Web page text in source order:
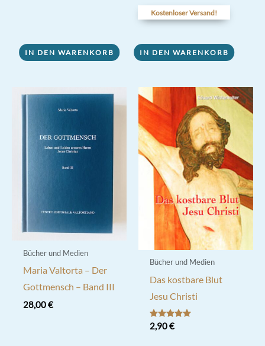
IN DEN WARENKORB
4.80
von 5
war:
336,00 €
ist:
300,00 €.
Kostenloser Versand!
IN DEN WARENKORB
Bücher und Medien
Maria Valtorta – Der
Gottmensch – Band III
28,00€
Bücher und Medien
Das kostbare Blut
Jesu Christi
Bewertet mit
5.00
2,90€